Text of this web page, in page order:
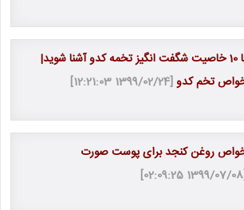
با 10 خاصیت شگفت انگیز تخمه کدو آشنا شوید|
تخم کدو[1399/02/24 12:21:03]
روغن کنجد برای پوست صورت